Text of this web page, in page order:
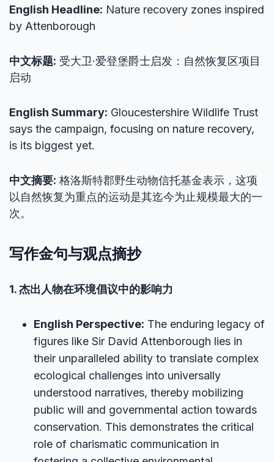
English Headline: Nature recovery zones inspired
by Attenborough
中文标题: 受大卫·爱登堡爵士启发：自然恢复区项目
启动
English Summary: Gloucestershire Wildlife Trust
says the campaign, focusing on nature recovery,
is its biggest yet.
中文摘要: 格洛斯特郡野生动物信托基金表示，这项
以自然恢复为重点的运动是其迄今为止规模最大的一
次。
写作金句与观点摘抄
1. 杰出人物在环境倡议中的影响力
English Perspective: The enduring legacy of
figures like Sir David Attenborough lies in
their unparalleled ability to translate complex
ecological challenges into universally
understood narratives, thereby mobilizing
public will and governmental action towards
conservation. This demonstrates the critical
role of charismatic communication in